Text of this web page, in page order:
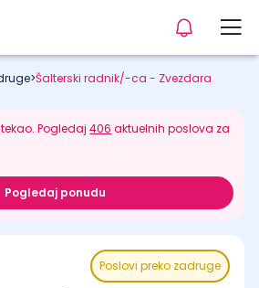
>Šalterski radnik/-ca - Zvezdara
Pogledaj406 aktuelnih poslova za
Pogledaj ponudu
Poslovi preko zadruge